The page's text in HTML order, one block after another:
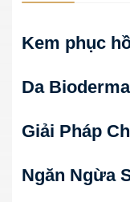
Kem phục
Da
Giải Pháp
Ngăn Ngừa